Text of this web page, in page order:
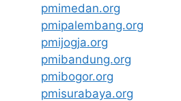
pmimedan.org
pmipalembang.org
pmijogja.org
pmibandung.org
pmibogor.org
pmisurabaya.org